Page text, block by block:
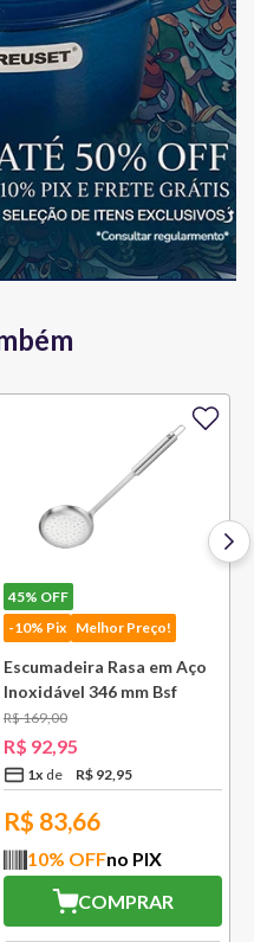
45% OFF
-10% Pix Melhor Preço!
Escumadeira Rasa em Aço
Inoxidável 346 mm Bsf
R$169,00
R$ 92,95
1x R$ 92,95
R$ 83,66
10% OFFno PIX
COMPRAR